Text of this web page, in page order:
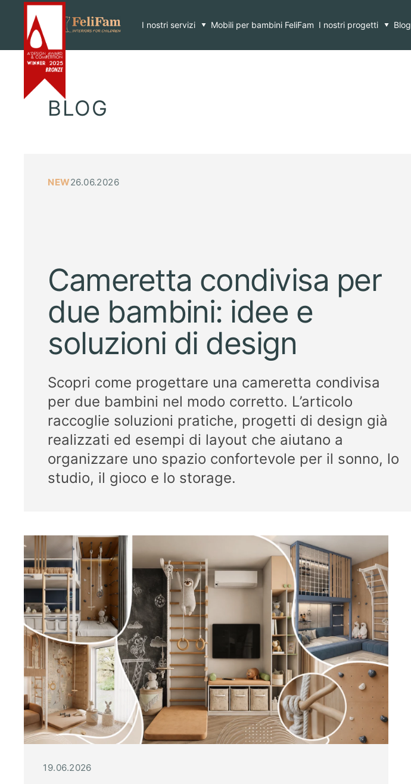
content
I nostri servizi Mobili per bambini FeliFam I nostri progetti Blog
Home
BLOG
NEW26.06.2026
Cameretta condivisa per
due bambini: idee e
soluzioni di design
Scopri come progettare una cameretta condivisa
per due bambini nel modo corretto. L’articolo
raccoglie soluzioni pratiche, progetti di design già
realizzati ed esempi di layout che aiutano a
organizzare uno spazio confortevole per il sonno, lo
studio, il gioco e lo storage.
19.06.2026